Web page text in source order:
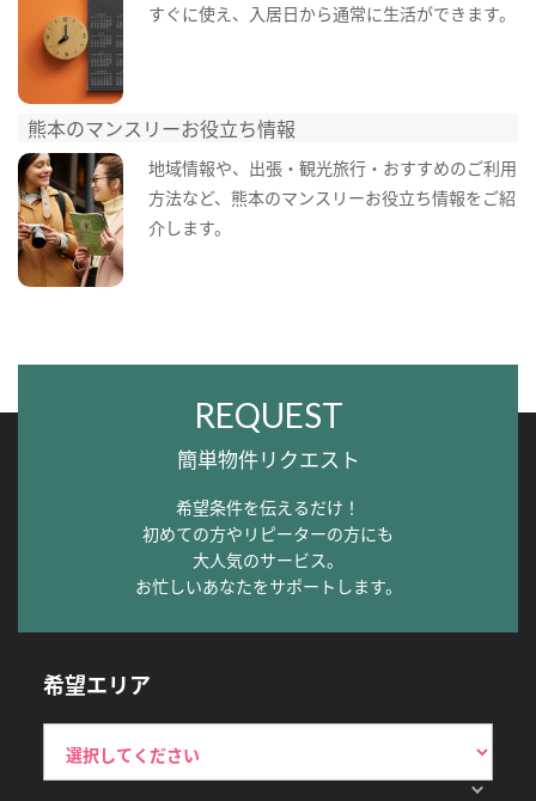
すぐに使え、入居日から通常に生活ができます。
熊本のマンスリーお役立ち情報
地域情報や、出張・観光旅行・おすすめのご利用
方法など、熊本のマンスリーお役立ち情報をご紹
介します。
REQUEST
簡単物件リクエスト
希望条件を伝えるだけ！
初めての方やリピーターの方にも
大人気のサービス。
お忙しいあなたをサポートします。
希望エリア